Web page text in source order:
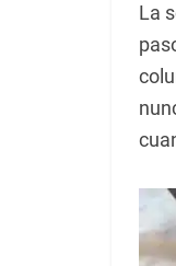
La